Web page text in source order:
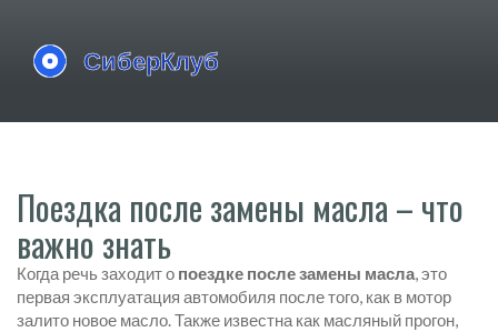
Поездка после замены масла – что
важно знать
Когда речь заходит о поездке после замены масла,это
первая эксплуатация автомобиля после того, как в мотор
залито новое масло. Также известна как масляный прогон,